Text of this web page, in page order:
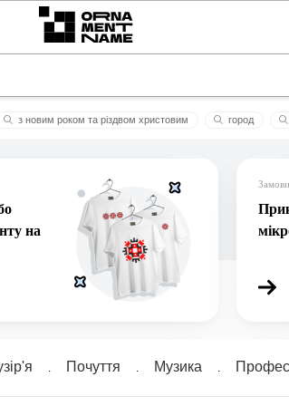
з новим роком та різдвом христовим
город
на
Почуття Музика